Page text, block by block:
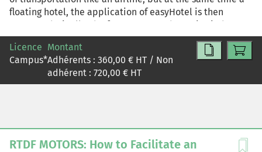
floating hotel, the application of easyHotel is then
presented. Finally, the focus turns to the cruise industry,
showing its current state and the offer of traditional
cruise lines.To enhance published data, interviews were
conducted.
Licence
Campus*
Montant
Adhérents : 360,00 € HT / Non
adhérent : 720,00 € HT
RTDF MOTORS: How to Facilitate an